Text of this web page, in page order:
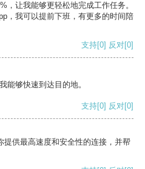
，让我能够更轻松地完成工作任务。
，我可以提前下班，有更多的时间陪
支持[0] 反对[0]
能够快速到达目的地。
支持[0] 反对[0]
供最高速度和安全性的连接，并帮